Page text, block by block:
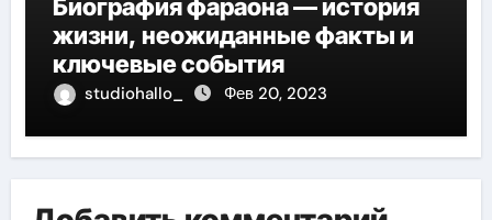
Биография фараона — история
жизни, неожиданные факты и
ключевые события
studiohallo_ Фев 20, 2023